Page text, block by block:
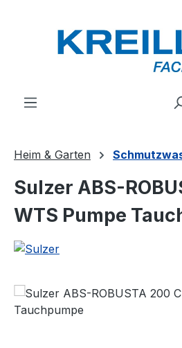
Heim & Garten
Sulzer ABS-
WTS Pumpe
Bildergalerie überspringen